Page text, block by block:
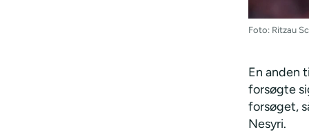
Foto: Ritzau
En anden
forsøgte
forsøget,
Nesyri.